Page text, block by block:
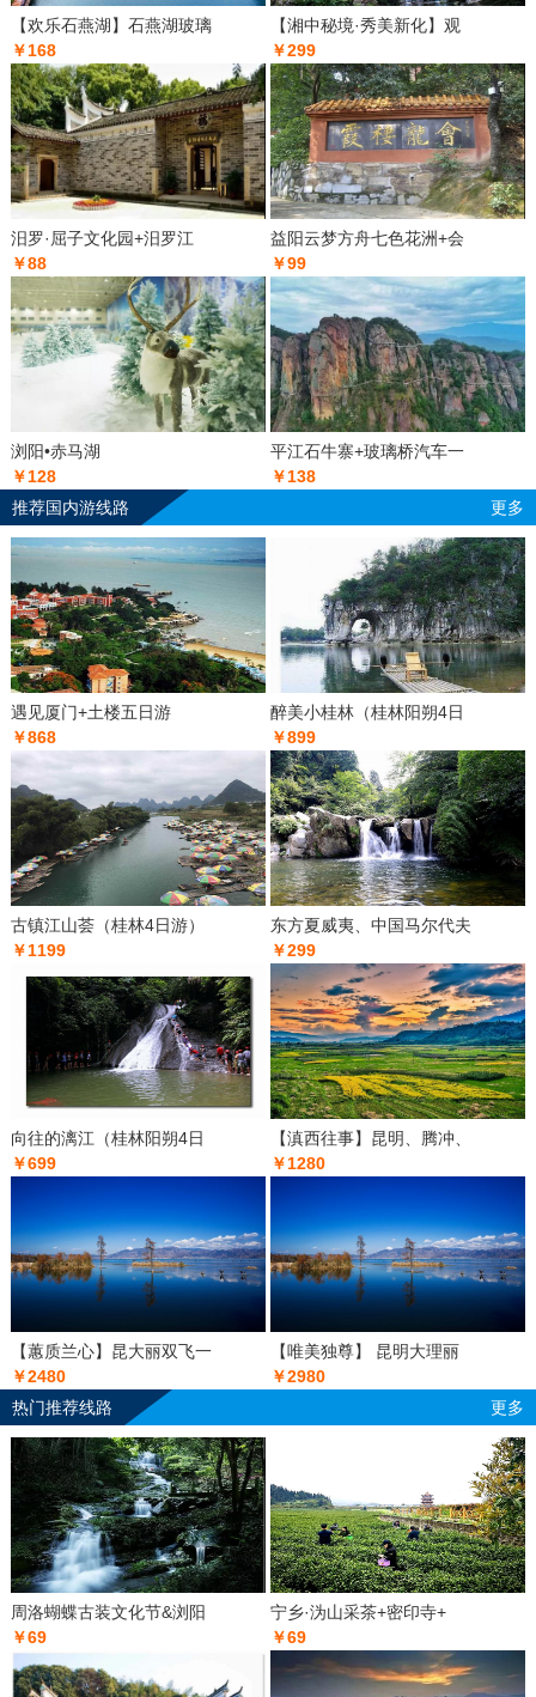
【欢乐石燕湖】石燕湖玻璃
￥168
【湘中秘境·秀美新化】观
￥299
汨罗·屈子文化园+汨罗江
￥88
益阳云梦方舟七色花洲+会
￥99
浏阳•赤马湖
￥128
平江石牛寨+玻璃桥汽车一
￥138
推荐国内游线路
更多
遇见厦门+土楼五日游
￥868
醉美小桂林（桂林阳朔4日
￥899
古镇江山荟（桂林4日游）
￥1199
东方夏威夷、中国马尔代夫
￥299
向往的漓江（桂林阳朔4日
￥699
【滇西往事】昆明、腾冲、
￥1280
【蕙质兰心】昆大丽双飞一
￥2480
【唯美独尊】 昆明大理丽
￥2980
热门推荐线路
更多
周洛蝴蝶古装文化节&浏阳
￥69
宁乡·沩山采茶+密印寺+
￥69